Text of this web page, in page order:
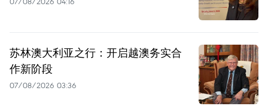
苏林澳大利亚之行：开启越澳务实合
作新阶段
07/08/2026 03:36